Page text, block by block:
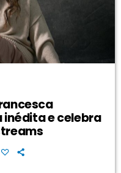
e celebra